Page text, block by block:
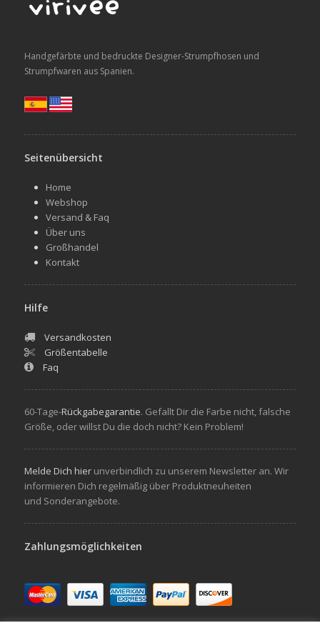
Handgefärbte und bedruckte Designer-Strumpfhosen und
Strumpfwaren aus Spanien.
Seitenübersicht
Home
Webshop
Versand & Faq
Über uns
Großhandel
Kontakt
Hilfe
Versandkosten
Größentabelle
Faq
60-Tage-Rückgabegarantie. Gefallt Dir die Farbe nicht, falsche
Größe, oder willst Du die doch nicht? Kein Problem!
Melde Dich hierunverbindlich zu unserem Newsletter an. Wir
informieren Dich regelmäßig über Produktneuheiten
und Sonderangebote.
Zahlungsmöglichkeiten